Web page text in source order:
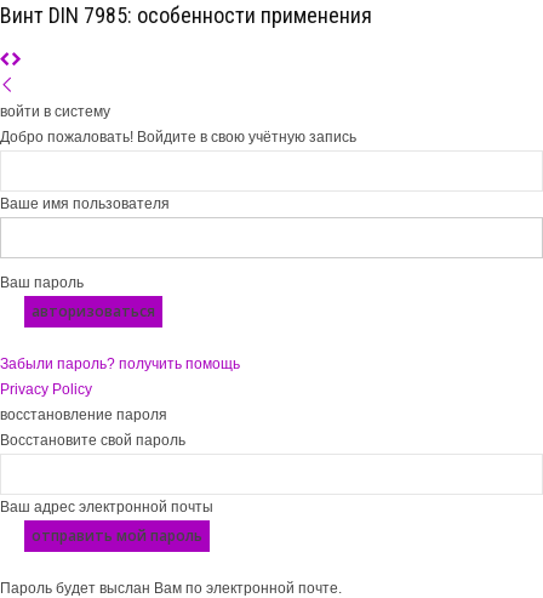
Винт DIN 7985: особенности применения
войти в систему
Добро пожаловать! Войдите в свою учётную запись
Ваше имя пользователя
Ваш пароль
Забыли пароль? получить помощь
Privacy Policy
восстановление пароля
Восстановите свой пароль
Ваш адрес электронной почты
Пароль будет выслан Вам по электронной почте.